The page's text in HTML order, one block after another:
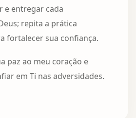
e entregar cada
repita a prática
fortalecer sua confiança.
paz ao meu coração e
em Ti nas adversidades.